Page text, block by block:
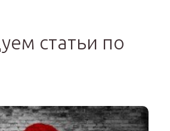
статьи по